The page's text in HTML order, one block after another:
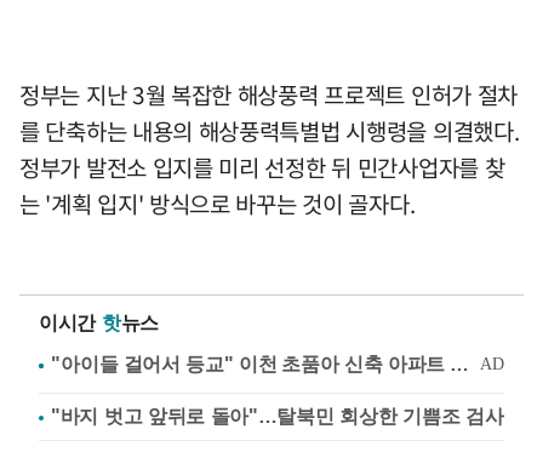
정부는 지난 3월 복잡한 해상풍력 프로젝트 인허가 절차
를 단축하는 내용의 해상풍력특별법 시행령을 의결했다.
정부가 발전소 입지를 미리 선정한 뒤 민간사업자를 찾
는 '계획 입지' 방식으로 바꾸는 것이 골자다.
이시간 핫뉴스
"바지 벗고 앞뒤로 돌아"…탈북민 회상한 기쁨조 검사